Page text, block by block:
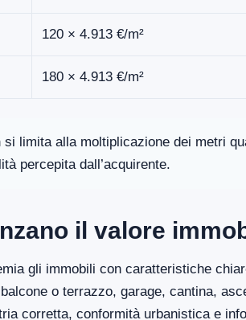
120 × 4.913 €/m²
180 × 4.913 €/m²
si limita alla moltiplicazione dei metri
percepita dall’acquirente.
il valore
gli immobili con caratteristiche
o terrazzo, garage, cantina,
corretta, conformità urbanistica e